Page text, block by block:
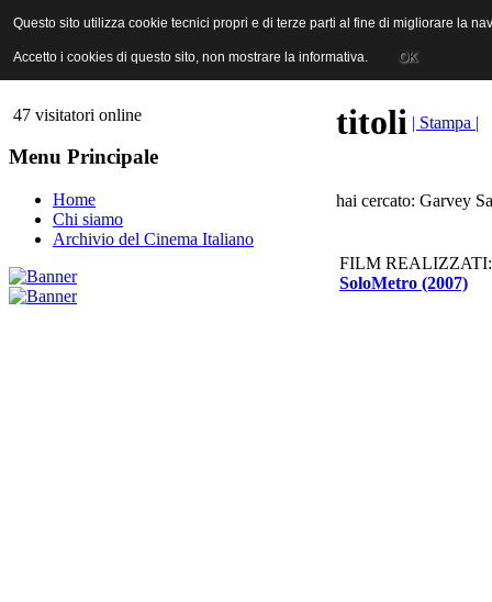
ANICA | Associazione Nazionale Industrie Cinematografiche
47 visitatori online
Menu Principale
Home
Chi siamo
Archivio del Cinema Italiano
titoli | Stampa |
hai cercato: Garvey
FILM REALIZZATI:
SoloMetro (2007)
Questo sito utilizza cookie tecnici propri e di terze parti al fine di migliorare la
Accetto i cookies di questo sito, non mostrare la informativa. OK
Questo sito utilizza cookie tecnici propri e di terze parti al fine di migliorare la
Accetto i cookies di questo sito, non mostrare la informativa. OK